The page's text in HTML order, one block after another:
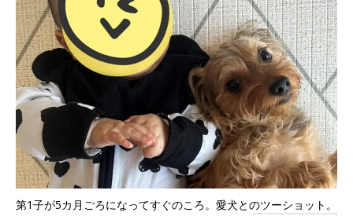
第1子が5カ月ごろになってすぐのころ。愛犬とのツーショット。